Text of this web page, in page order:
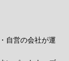
自営の会社が運